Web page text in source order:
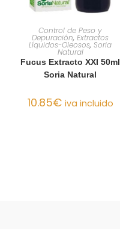
AÑADIR AL CARRITO
Control de Peso y
Depuración, Extractos
Líquidos-Oleosos, Soria
Natural
Fucus Extracto XXI 50ml
Soria Natural
10.85€ iva incluido